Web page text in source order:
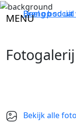
MENUBreng bod
Deel op
Fotogalerij
Bekijk alle